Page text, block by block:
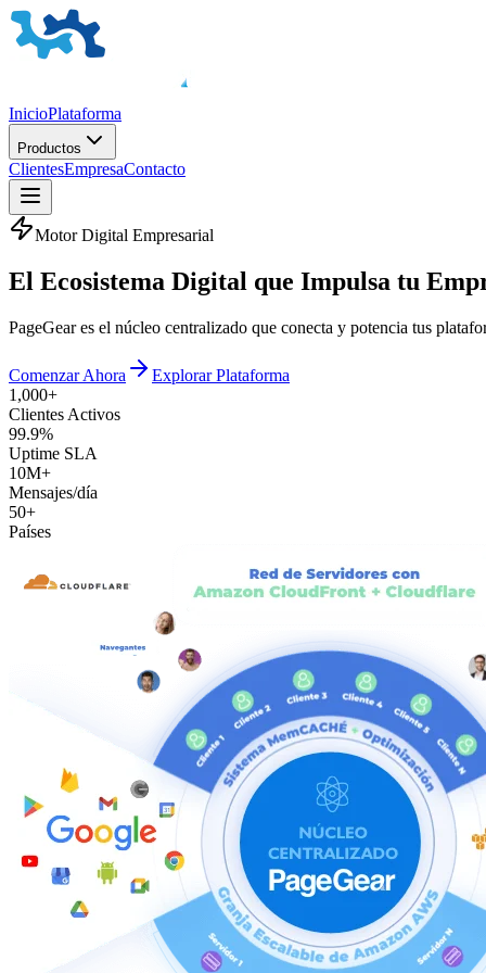
InicioPlataforma
Productos
ClientesEmpresaContacto
Motor Digital Empresarial
El Ecosistema Digital que Impulsa tu
PageGear es el núcleo centralizado que conecta y potencia tus
Comenzar Ahora
Explorar Plataforma
1,000+
Clientes Activos
99.9%
Uptime SLA
10M+
Mensajes/día
50+
Países